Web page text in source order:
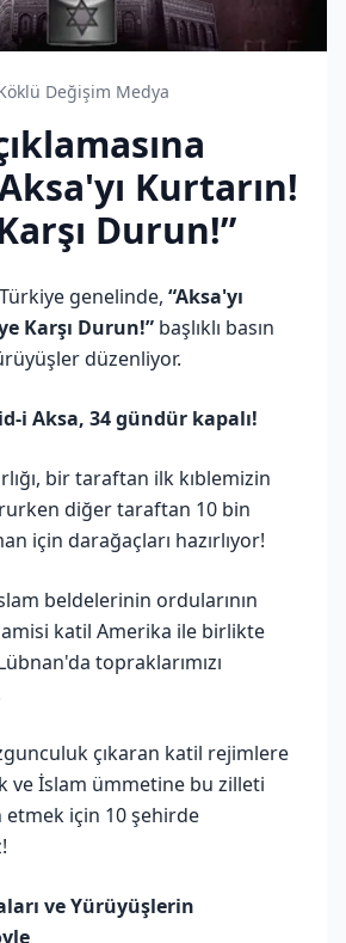
Değişim Medya
Kurtarın!
Durun!”
genelinde, “Aksa'yı
Karşı Durun!” başlıklı basın
düzenliyor.
i Aksa, 34 gündür kapalı!
bir taraftan ilk kıblemizin
diğer taraftan 10 bin
için darağaçları hazırlıyor!
beldelerinin ordularının
katil Amerika ile birlikte
topraklarımızı
çıkaran katil rejimlere
ve İslam ümmetine bu zilleti
etmek için 10 şehirde
ve Yürüyüşlerin